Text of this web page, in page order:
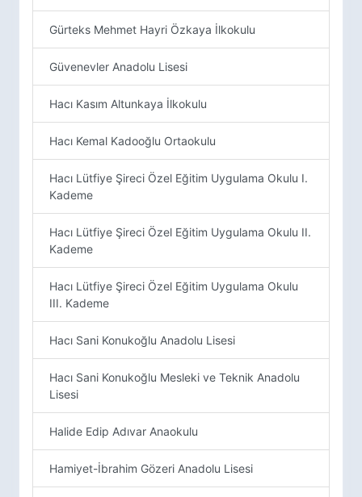
Gürteks Mehmet Hayri Özkaya İlkokulu
Güvenevler Anadolu Lisesi
Hacı Kasım Altunkaya İlkokulu
Hacı Kemal Kadooğlu Ortaokulu
Hacı Lütfiye Şireci Özel Eğitim Uygulama Okulu I.
Kademe
Hacı Lütfiye Şireci Özel Eğitim Uygulama Okulu II.
Kademe
Hacı Lütfiye Şireci Özel Eğitim Uygulama Okulu
III. Kademe
Hacı Sani Konukoğlu Anadolu Lisesi
Hacı Sani Konukoğlu Mesleki ve Teknik Anadolu
Lisesi
Halide Edip Adıvar Anaokulu
Hamiyet-İbrahim Gözeri Anadolu Lisesi